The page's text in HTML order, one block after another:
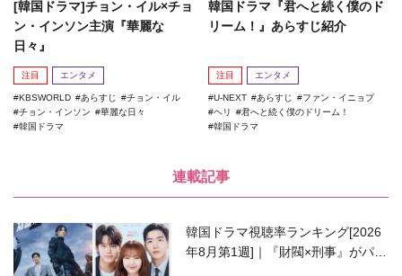
[韓国ドラマ]チョン・イル×チョ
ン・インソン主演『華麗な
日々』
注目 エンタメ
KBSWORLD あらすじ
チョン・イル
チョン・インソン
華麗な日々
韓国ドラマ
韓国ドラマ『君へと続く僕のド
リーム！』あらすじ紹介
注目 エンタメ
U-NEXT あらすじ
ファン・イニョプ
ヘリ
君へと続く僕のドリーム！
韓国ドラマ
連載記事
韓国ドラマ視聴率ランキング[2026
年8月第1週]｜『財閥×刑事』がパワ